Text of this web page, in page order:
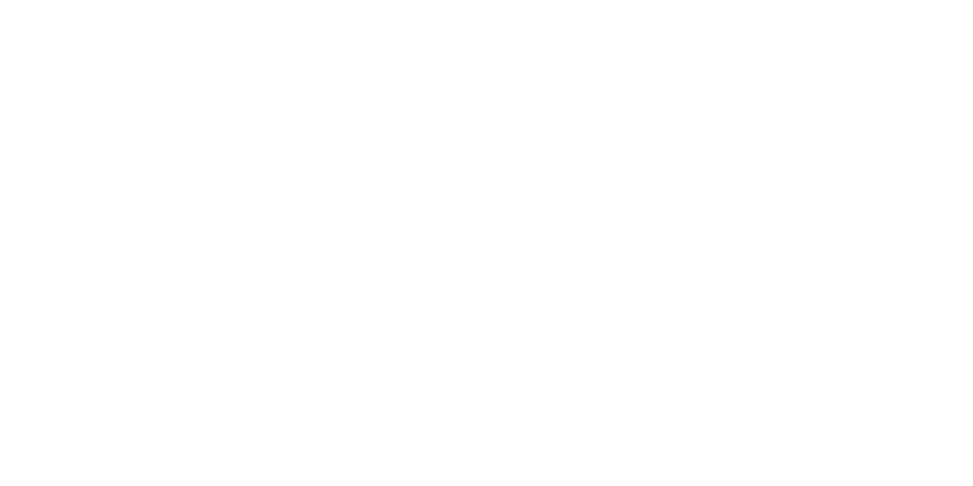
πλαστικό διαθέτει επίσης
ισχυρές λυχνίες LED, των
από το λευκό πλαστικό
περιβάλλοντα χώρο. Σε
επιφάνεια του
αλληλεπίδραση φωτός
- Dimmable